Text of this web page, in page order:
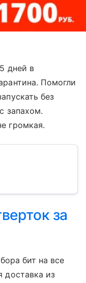
дней в
Помогли
без
запахом.
громкая.
за
бит на все
доставка из